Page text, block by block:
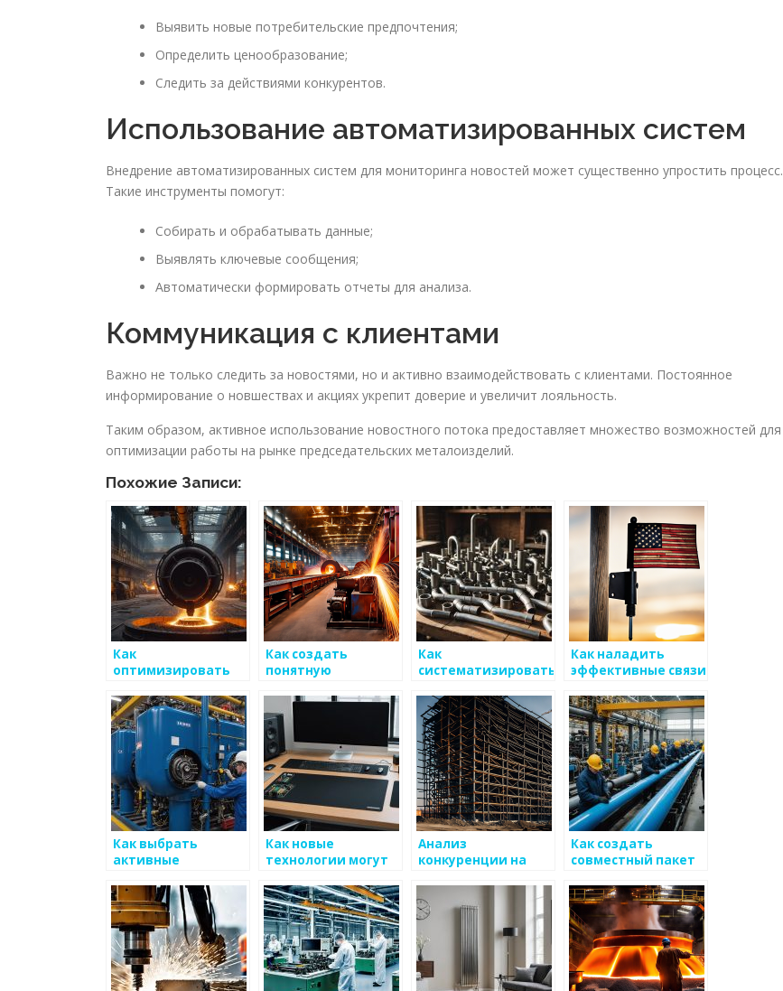
Выявить новые потребительские предпочтения;
Определить ценообразование;
Следить за действиями конкурентов.
Использование автоматизированных систем
Внедрение автоматизированных систем для мониторинга новостей может существенно упростить процесс.
Такие инструменты помогут:
Собирать и обрабатывать данные;
Выявлять ключевые сообщения;
Автоматически формировать отчеты для анализа.
Коммуникация с клиентами
Важно не только следить за новостями, но и активно взаимодействовать с клиентами. Постоянное
информирование о новшествах и акциях укрепит доверие и увеличит лояльность.
Таким образом, активное использование новостного потока предоставляет множество возможностей для
оптимизации работы на рынке председательских металоизделий.
Похожие Записи:
Как
оптимизировать
логистику в
бизнесе по
металоизделиям
Как создать
понятную
удовлетворения
всех сторон на
рынке
металоизделий
Как
систематизировать
данные для
металоизделий
Как наладить
эффективные связи
общественностью
на рынке
металоизделий
Как выбрать
активные
поддержания
продукции на
рынке
металоизделий
Как новые
технологии могут
производство
металлоизделий
Анализ
конкуренции на
Как создать
совместный пакет
анализа на рынке
металлоизделий